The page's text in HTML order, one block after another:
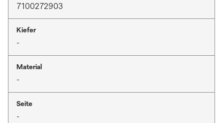
7100272903
Kiefer
-
Material
-
Seite
-